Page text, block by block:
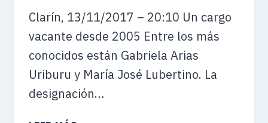
Clarín, 13/11/2017 – 20:10 Un cargo
vacante desde 2005 Entre los más
conocidos están Gabriela Arias
Uriburu y María José Lubertino. La
designación…